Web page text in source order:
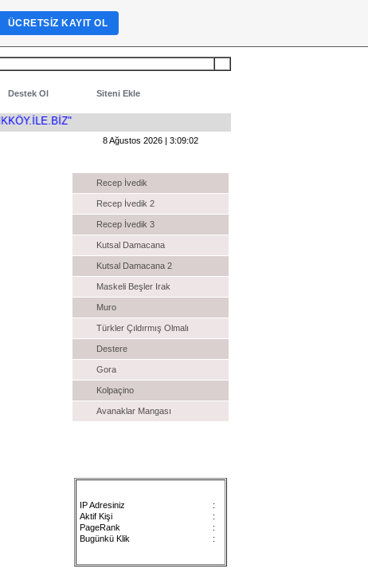
Destek Ol Siteni Ekle
8 Ağustos 2026 | 3:09:02
Recep İvedik
Recep İvedik 2
Recep İvedik 3
Kutsal Damacana
Kutsal Damacana 2
Maskeli Beşler Irak
Muro
Türkler Çıldırmış Olmalı
Destere
Gora
Kolpaçino
Avanaklar Mangası
IP Adresiniz
:
Aktif Kişi
:
PageRank
:
Bugünkü Klik
:
ÜCRETSIZ KAYIT OL